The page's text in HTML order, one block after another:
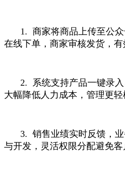
1. 商家将商品上传至公
在线下单，商家审核发货，有
2. 系统支持产品一键录
大幅降低人力成本，管理更轻
3. 销售业绩实时反馈，
与开发，灵活权限分配避免客